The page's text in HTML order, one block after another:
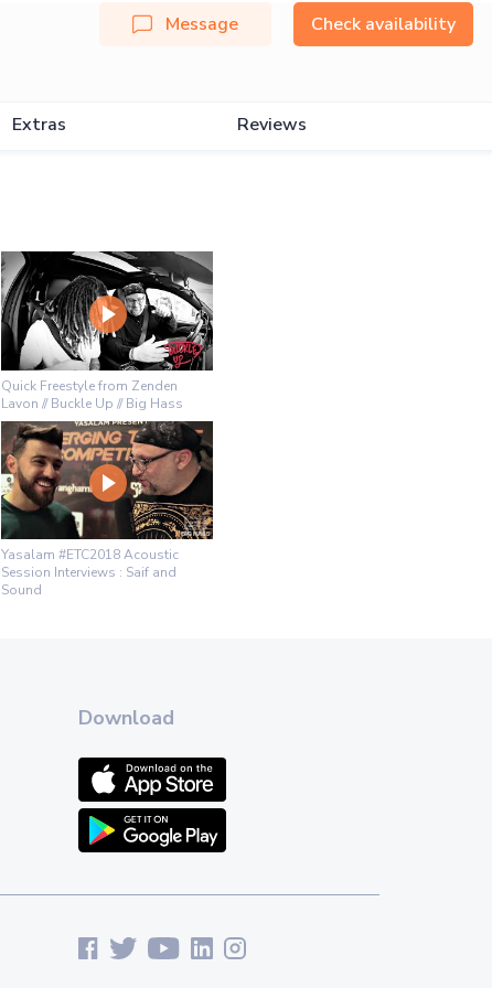
Message Check availability
Extras Reviews
Quick Freestyle from Zenden
Lavon // Buckle Up // Big Hass
Yasalam #ETC2018 Acoustic
Session Interviews : Saif and
Sound
Download